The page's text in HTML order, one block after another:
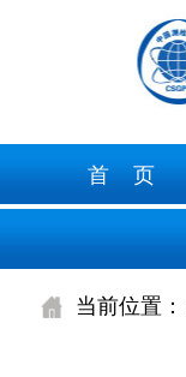
首 页
当前位置：